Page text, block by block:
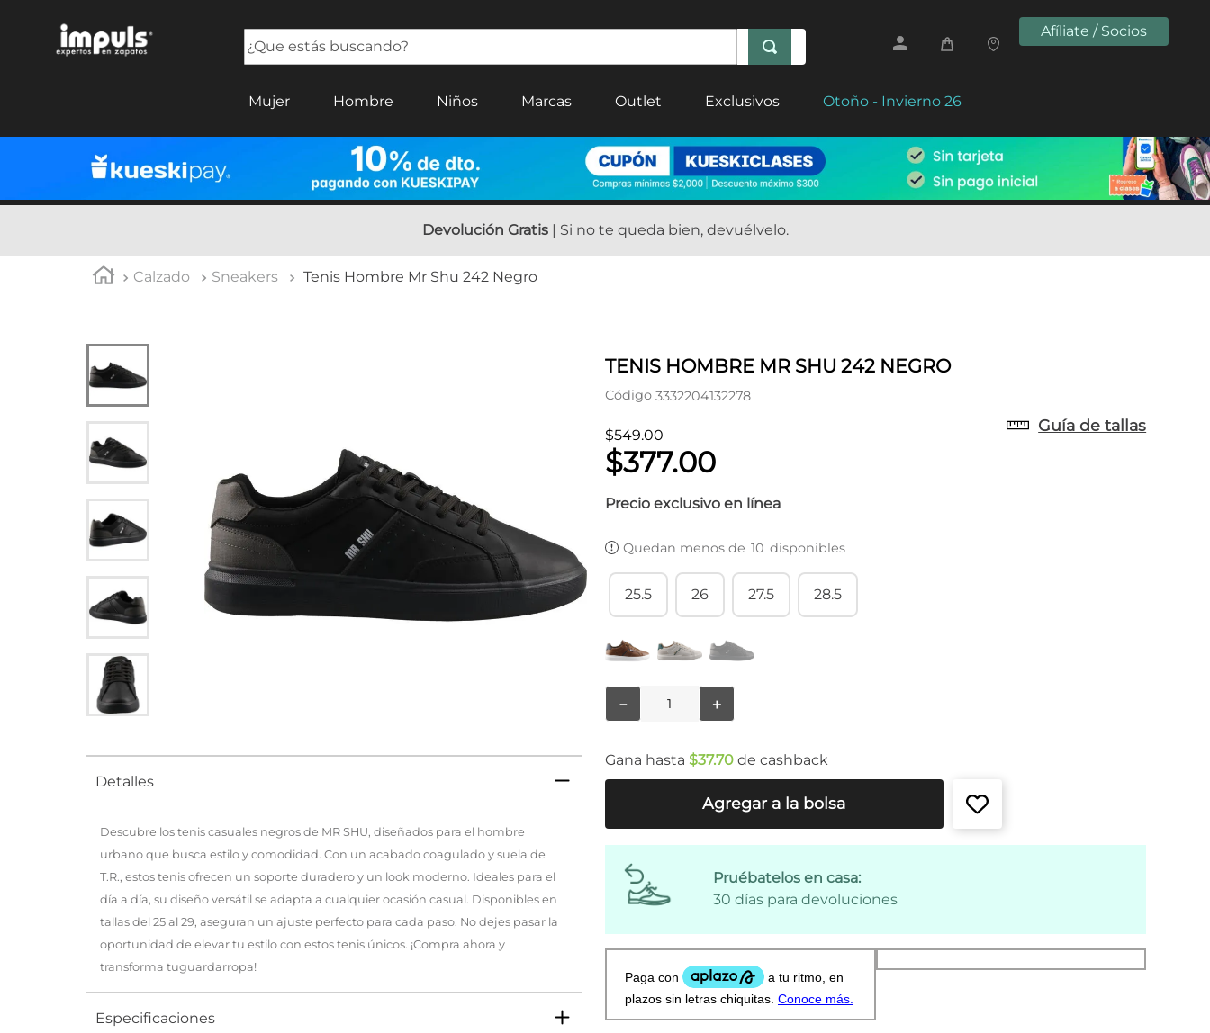
Afíliate / Socios
Mujer Hombre Niños Marcas Outlet Exclusivos Otoño - Invierno 26
Devolución Gratis| Si no te queda bien, devuélvelo.
Calzado Sneakers Tenis Hombre Mr Shu 242 Negro
Detalles
Descubre los tenis casuales negros de MR SHU, diseñados para el hombre
urbano que busca estilo y comodidad. Con un acabado coagulado y suela de
T.R., estos tenis ofrecen un soporte duradero y un look moderno. Ideales para el
día a día, su diseño versátil se adapta a cualquier ocasión casual. Disponibles en
tallas del 25 al 29, aseguran un ajuste perfecto para cada paso. No dejes pasar la
oportunidad de elevar tu estilo con estos tenis únicos. ¡Compra ahora y
transforma tuguardarropa!
Especificaciones
TENIS HOMBRE MR SHU 242 NEGRO
Código 3332204132278
$549.00
$377.00
Precio exclusivo en línea
Guía de tallas
Quedan menos de 10 disponibles
25.5 26 27.5 28.5
＋
－
Gana hasta $37.70 de cashback
Agregar a la bolsa
Pruébatelos en casa:
30 días para devoluciones
sandalias mujer
tenis hombre